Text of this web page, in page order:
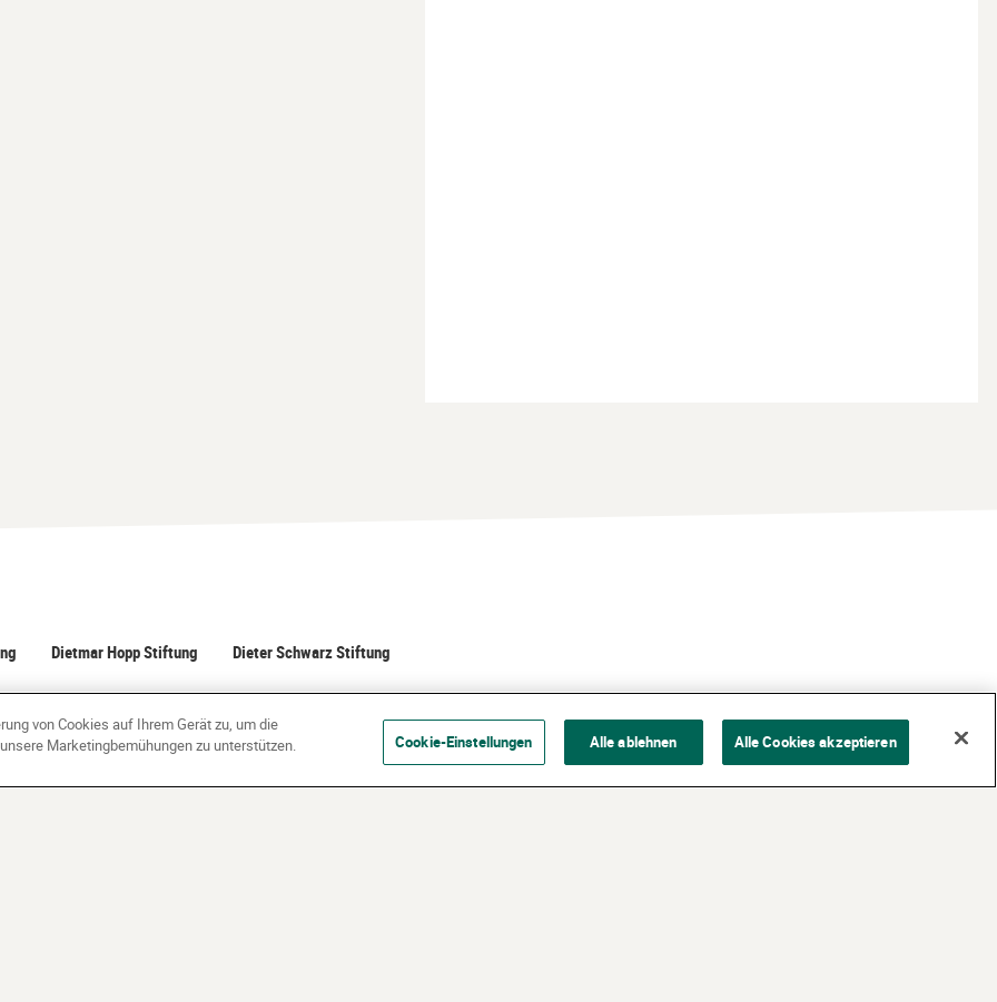
Dietmar Hopp Stiftung Dieter Schwarz Stiftung
von Cookies auf Ihrem Gerät zu, um die
Marketingbemühungen zu unterstützen.
Cookie-Einstellungen Alle ablehnen Alle Cookies akzeptieren